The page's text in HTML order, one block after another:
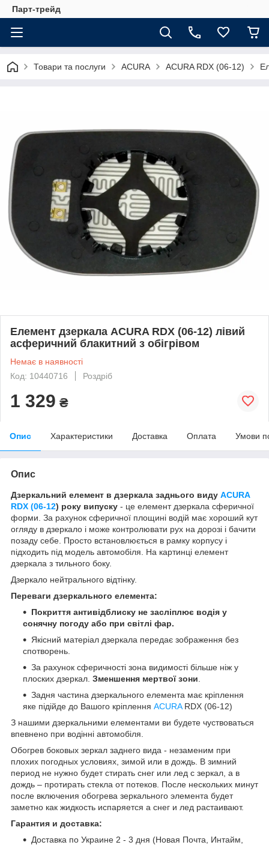
Парт-трейд
Товари та послуги ACURA ACURA RDX (06-12)
Елемент дзеркала ACURA RDX (06-12) лівий
асферичний блакитний з обігрівом
Немає в наявності
Код: 10440716
Роздріб
1 329 ₴
Опис Характеристики Доставка Оплата Умови
Опис
Дзеркальний елемент в дзеркала заднього виду ACURA
RDX (06-12) року випуску - це елемент дзеркала сферичної
форми. За рахунок сферичної площині водій має хороший кут
огляду в дзеркало і може контролювати рух на дорозі і бачити
позаду себе. Просто встановлюється в рамку корпусу і
підходить під модель автомобіля. На картинці елемент
дзеркала з тильного боку.
Дзеркало нейтрального відтінку.
Переваги дзеркального елемента:
Покриття антивідблиску не засліплює водія у
сонячну погоду або при світлі фар.
Якісний матеріал дзеркала передає зображення без
спотворень.
За рахунок сферичності зона видимості більше ніж у
плоских дзеркал. Зменшення мертвої зони
Задня частина дзеркального елемента має кріплення
яке підійде до Вашого кріплення ACURARDX (06-12)
З нашими дзеркальними елементами ви будете чуствоваться
впевнено при водінні автомобіля.
Обогрев боковых зеркал заднего вида - незаменим при
плохих погодных условиях, зимой или в дождь. В зимний
период не нужно будет стирать снег или лед с зеркал, а в
дождь – протирать стекла от потеков. После нескольких минут
после включения обогрева зеркального элемента будет
заметно как жидкость испаряется а снег и лед растаивают.
Гарантия и доставка:
Доставка по Украине 2 - 3 дня (Новая Почта, Интайм,